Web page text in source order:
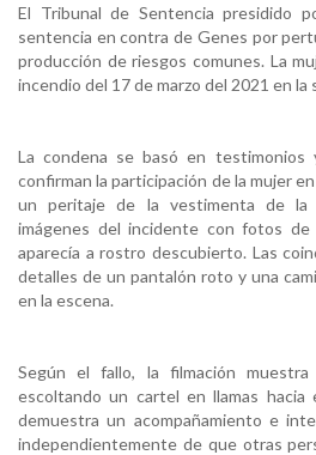
El Tribunal de Sentencia presidido
sentencia en contra de Genes por
producción de riesgos comunes. La
incendio del 17 de marzo del 2021 en la
La condena se basó en testimonios
confirman la participación de la mujer
un peritaje de la vestimenta de la
imágenes del incidente con fotos
aparecía a rostro descubierto. Las
detalles de un pantalón roto y una
en la escena.
Según el fallo, la filmación
escoltando un cartel en llamas
demuestra un acompañamiento e
independientemente de que otras